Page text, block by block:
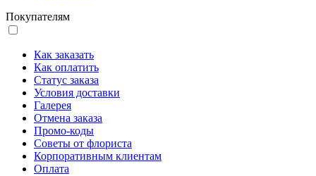
Покупателям
Как заказать
Как оплатить
Статус заказа
Условия доставки
Галерея
Отмена заказа
Промо-коды
Советы от флориста
Корпоративным клиентам
Оплата